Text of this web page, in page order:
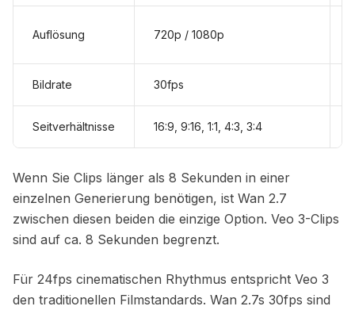
Auflösung 720p / 1080p
Bildrate 30fps
Seitverhältnisse 16:9, 9:16, 1:1, 4:3, 3:4
Wenn Sie Clips länger als 8 Sekunden in einer
einzelnen Generierung benötigen, ist Wan 2.7
zwischen diesen beiden die einzige Option. Veo 3-Clips
sind auf ca. 8 Sekunden begrenzt.
Für 24fps cinematischen Rhythmus entspricht Veo 3
den traditionellen Filmstandards. Wan 2.7s 30fps sind